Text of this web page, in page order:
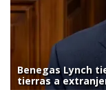
Benegas Lynch
tierras a